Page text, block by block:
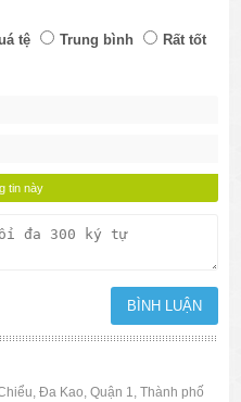
tệ Trung bình
Rất tốt
Đa Kao, Quận 1, Thành phố